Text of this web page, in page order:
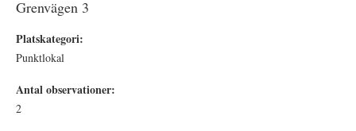
Grenvägen 3
Platskategori:
Punktlokal
Antal observationer:
2